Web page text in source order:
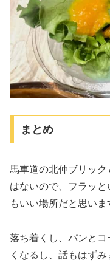
まとめ
馬車道の北仲ブリッ
はないので、フラッ
もいい場所だと思いま
落ち着くし、パンと
くなるし、話もはずみ